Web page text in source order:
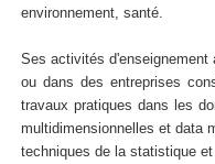
environnement, santé.
Ses activités
ou dans des entreprises
travaux pratiques dans les
multidimensionnelles et data
techniques de la statistique